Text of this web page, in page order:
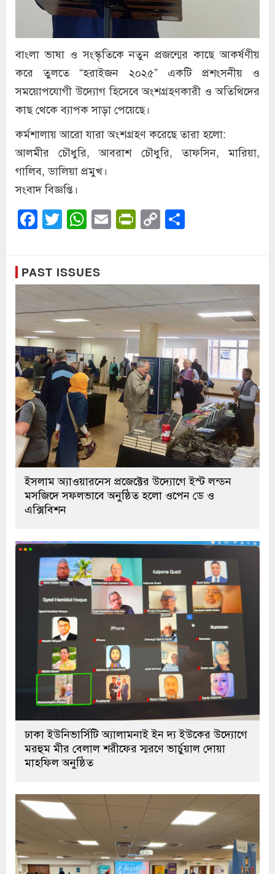
বাংলা ভাষা ও সংস্কৃতিকে নতুন প্রজন্মের কাছে আকর্ষণীয়
করে তুলতে “হরাইজন ২০২৫” একটি প্রশংসনীয় ও
সময়োপযোগী উদ্যোগ হিসেবে অংশগ্রহণকারী ও অতিথিদের
কাছ থেকে ব্যাপক সাড়া পেয়েছে।
কর্মশালায় আরো যারা অংশগ্রহণ করেছে তারা হলো:
আলমীর চৌধুরি, আবরাশ চৌধুরি, তাফসিন, মারিয়া,
গালিব, ডালিয়া প্রমুখ।
সংবাদ বিজ্ঞপ্তি।
Facebook
Twitter
WhatsApp
EmailPrintFriendly
Copy
Link
PAST ISSUES
ইসলাম অ্যাওয়ারনেস প্রজেক্টের উদ্যোগে ইস্ট লন্ডন
মসজিদে সফলভাবে অনুষ্ঠিত হলো ওপেন ডে ও
এক্সিবিশন
ঢাকা ইউনিভার্সিটি অ্যালামনাই ইন দ্য ইউকের উদ্যোগে
মরহুম মীর বেলাল শরীফের স্মরণে ভার্চুয়াল দোয়া
মাহফিল অনুষ্ঠিত